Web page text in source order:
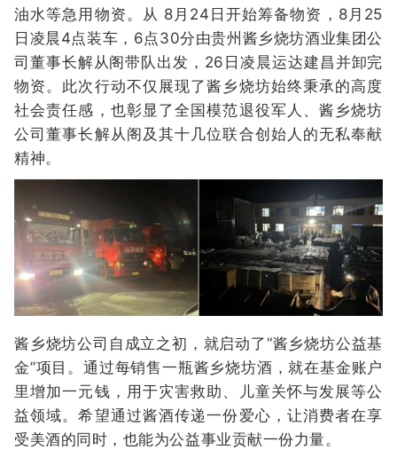
油水等急用物资。从 8月24日开始筹备物资，8月25
日凌晨4点装车，6点30分由贵州酱乡烧坊酒业集团公
司董事长解从阁带队出发，26日凌晨运达建昌并卸完
物资。此次行动不仅展现了酱乡烧坊始终秉承的高度
社会责任感，也彰显了全国模范退役军人、酱乡烧坊
公司董事长解从阁及其十几位联合创始人的无私奉献
精神。
酱乡烧坊公司自成立之初，就启动了“酱乡烧坊公益基
金”项目。通过每销售一瓶酱乡烧坊酒，就在基金账户
里增加一元钱，用于灾害救助、儿童关怀与发展等公
益领域。希望通过酱酒传递一份爱心，让消费者在享
受美酒的同时，也能为公益事业贡献一份力量。